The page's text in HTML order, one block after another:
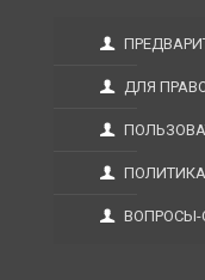
ДЛЯ
ВОПРОСЫ-